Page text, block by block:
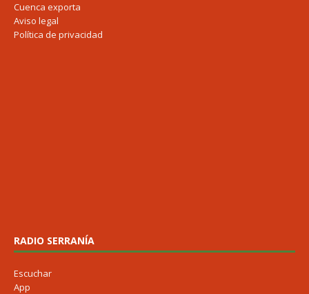
Cuenca exporta
Aviso legal
Política de privacidad
RADIO SERRANÍA
Escuchar
App